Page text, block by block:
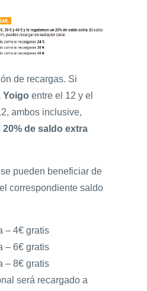
de recargas. Si
Yoigo entre el 12 y el
ambos inclusive,
20% de saldo extra
pueden beneficiar de
correspondiente saldo
– 4€ gratis
– 6€ gratis
– 8€ gratis
será recargado a